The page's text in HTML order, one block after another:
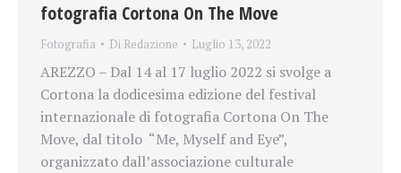
fotografia Cortona On The Move
Fotografia Di Redazione Luglio 13, 2022
AREZZO – Dal 14 al 17 luglio 2022 si svolge a
Cortona la dodicesima edizione del festival
internazionale di fotografia Cortona On The
Move, dal titolo “Me, Myself and Eye”,
organizzato dall’associazione culturale